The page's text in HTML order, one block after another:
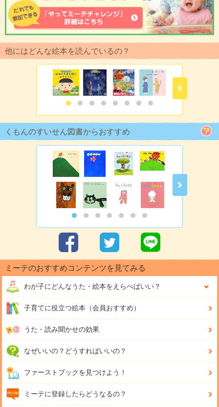
他にはどんな絵本を読んでいるの？
くもんのすいせん図書からおすすめ
ミーテのおすすめコンテンツを見てみる
わが子にどんなうた・絵本をえらべばいい？
子育てに役立つ絵本（会員おすすめ）
うた・読み聞かせの効果
なぜいいの？どうすればいいの？
ファーストブックを見つけよう！
ミーテに登録したらどうなるの？